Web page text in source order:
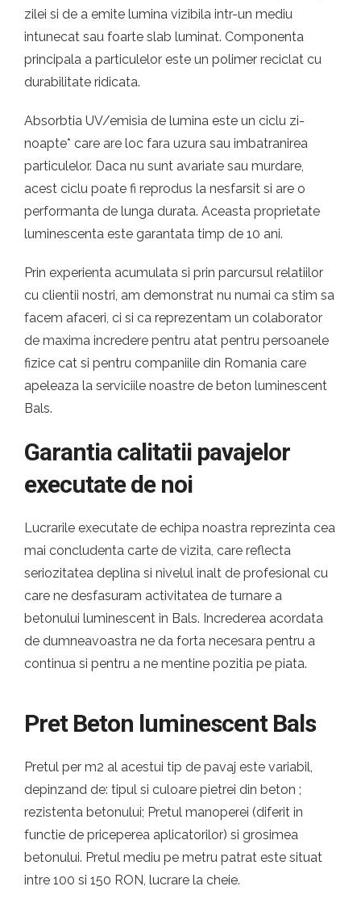
zilei si de a emite lumina vizibila intr-un mediu
intunecat sau foarte slab luminat. Componenta
principala a particulelor este un polimer reciclat cu
durabilitate ridicata.
Absorbtia UV/emisia de lumina este un ciclu zi-
noapte* care are loc fara uzura sau imbatranirea
particulelor. Daca nu sunt avariate sau murdare,
acest ciclu poate fi reprodus la nesfarsit si are o
performanta de lunga durata. Aceasta proprietate
luminescenta este garantata timp de 10 ani.
Prin experienta acumulata si prin parcursul relatiilor
cu clientii nostri, am demonstrat nu numai ca stim sa
facem afaceri, ci si ca reprezentam un colaborator
de maxima incredere pentru atat pentru persoanele
fizice cat si pentru companiile din Romania care
apeleaza la serviciile noastre de beton luminescent
Bals.
Garantia calitatii pavajelor
executate de noi
Lucrarile executate de echipa noastra reprezinta cea
mai concludenta carte de vizita, care reflecta
seriozitatea deplina si nivelul inalt de profesional cu
care ne desfasuram activitatea de turnare a
betonului luminescent in Bals. Increderea acordata
de dumneavoastra ne da forta necesara pentru a
continua si pentru a ne mentine pozitia pe piata.
Pret Beton luminescent Bals
Pretul per m2 al acestui tip de pavaj este variabil,
depinzand de: tipul si culoare pietrei din beton ;
rezistenta betonului; Pretul manoperei (diferit in
functie de priceperea aplicatorilor) si grosimea
betonului. Pretul mediu pe metru patrat este situat
intre 100 si 150 RON, lucrare la cheie.